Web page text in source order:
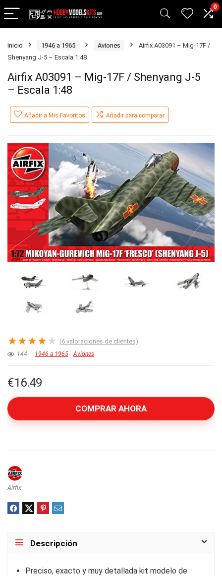
0
Inicio 1946 a 1965 Aviones
Airfix A03091 – Mig-17F /
Shenyang J-5 – Escala 1:48
Airfix A03091 – Mig-17F / Shenyang J-5
– Escala 1:48
Añadir a Mis Favoritos Añadir para comparar
★★★★ ★ (6 valoraciones de clientes)
144 1946 a 1965 Aviones
€16.49
COMPRAR AHORA
Airfix
Descripción
Preciso, exacto y muy detallada kit modelo de